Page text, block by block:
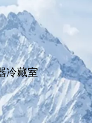
冷藏室